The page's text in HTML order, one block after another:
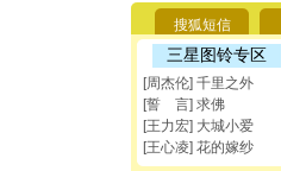
搜狐短信
三星图铃专区
[周杰伦] 千里之外
[誓 言] 求佛
[王力宏] 大城小爱
[王心凌] 花的嫁纱